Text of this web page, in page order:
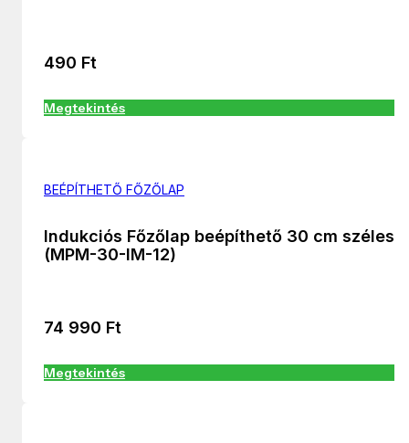
490 Ft
Megtekintés
BEÉPÍTHETŐ FŐZŐLAP
Indukciós Főzőlap beépíthető 30 cm széles
(MPM-30-IM-12)
74 990 Ft
Megtekintés